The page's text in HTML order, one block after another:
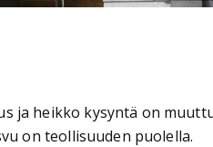
ja heikko kysyntä on
on teollisuuden puolella.